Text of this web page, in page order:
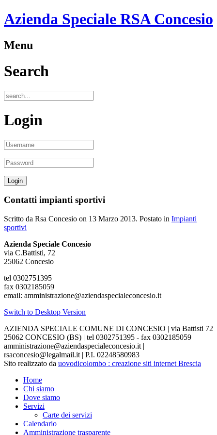
Azienda Speciale RSA Concesio
Menu
Search
Login
Contatti impianti sportivi
Scritto da Rsa Concesio on 13 Marzo 2013. Postato in Impianti
sportivi
Azienda Speciale Concesio
via C.Battisti, 72
25062 Concesio
tel 0302751395
fax 0302185059
email: amministrazione@aziendaspecialeconcesio.it
Switch to Desktop Version
AZIENDA SPECIALE COMUNE DI CONCESIO | via Battisti 72
25062 CONCESIO (BS) | tel 0302751395 - fax 0302185059 |
amministrazione@aziendaspecialeconcesio.it |
rsaconcesio@legalmail.it | P.I. 02248580983
Sito realizzato da uovodicolombo : creazione siti internet Brescia
Home
Chi siamo
Dove siamo
Servizi
Carte dei servizi
Calendario
Amministrazione trasparente